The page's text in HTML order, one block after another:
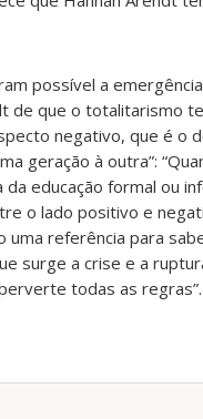
possível a
de que o totalitarismo
negativo, que é o
geração à outra”:
educação formal ou
o lado positivo e
uma referência para
surge a crise e a
todas as regras”.